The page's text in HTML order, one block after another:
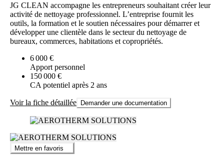
JG CLEAN accompagne les entrepreneurs souhaitant créer leur
activité de nettoyage professionnel. L’entreprise fournit les
outils, la formation et le soutien nécessaires pour démarrer et
développer une clientèle dans le secteur du nettoyage de
bureaux, commerces, habitations et copropriétés.
6 000 €
Apport personnel
150 000 €
CA potentiel après 2 ans
Voir la fiche détaillée Demander une documentation
Mettre en favoris